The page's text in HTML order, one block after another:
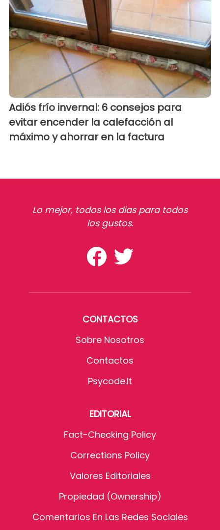
Adiós frío invernal: 6 consejos para
evitar encender la calefacción al
máximo y ahorrar en la factura
Lo mejor, todos los dias para todos
los gustos.
CONTACTOS
Sobre Nosotros
Contactos
Psycode.it
EDITORIAL
Fact-Checking Policy
Corrections Policy
Valores Editoriales
Propiedad (Ownership)
Comentarios En Las Redes Sociales